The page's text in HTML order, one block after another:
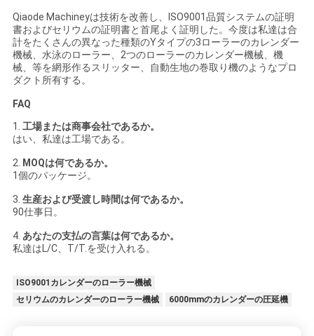
Qiaode Machineyは技術を改善し、ISO9001品質システムの証明
書およびセリウムの証明書と首尾よく証明した。今度は私達は合
計をたくさんの異なった種類のYタイプの3ローラーのカレンダー
機械、水泳のローラー、2つのローラーのカレンダー機械、機
械、等を網形作るスリッター、自動生地の巻取り機のようなプロ
ダクト所有する。
FAQ
1. 工場または商事会社であるか。
はい、私達は工場である。
2. MOQは何であるか。
1個のパッケージ。
3. 生産および受渡し時間は何であるか。
90仕事日。
4. あなたの支払の言葉は何であるか。
私達はL/C、T/T.を受け入れる。
ISO9001カレンダーのローラー機械
セリウムのカレンダーのローラー機械
6000mmのカレンダーの圧延機